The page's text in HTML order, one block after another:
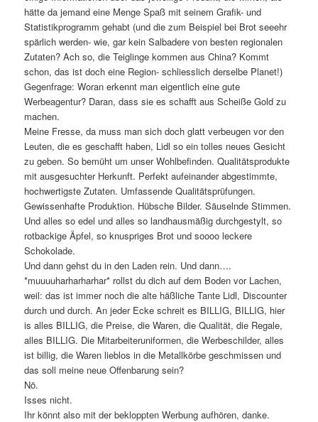
hätte da jemand eine Menge Spaß mit seinem Grafik- und
Statistikprogramm gehabt (und die zum Beispiel bei Brot seeehr
spärlich werden- wie, gar kein Salbadere von besten regionalen
Zutaten? Ach so, die Teiglinge kommen aus China? Kommt
schon, das ist doch eine Region- schliesslich derselbe Planet!)
Gegenfrage: Woran erkennt man eigentlich eine gute
Werbeagentur? Daran, dass sie es schafft aus Scheiße Gold zu
machen.
Meine Fresse, da muss man sich doch glatt verbeugen vor den
Leuten, die es geschafft haben, Lidl so ein tolles neues Gesicht
zu geben. So bemüht um unser Wohlbefinden. Qualitätsprodukte
mit ausgesuchter Herkunft. Perfekt aufeinander abgestimmte,
hochwertigste Zutaten. Umfassende Qualitätsprüfungen.
Gewissenhafte Produktion. Hübsche Bilder. Säuselnde Stimmen.
Und alles so edel und alles so landhausmäßig durchgestylt, so
rotbackige Äpfel, so knuspriges Brot und soooo leckere
Schokolade.
Und dann gehst du in den Laden rein. Und dann….
*muuuuharharharhar* rollst du dich auf dem Boden vor Lachen,
weil: das ist immer noch die alte häßliche Tante Lidl, Discounter
durch und durch. An jeder Ecke schreit es BILLIG, BILLIG, hier
is alles BILLIG, die Preise, die Waren, die Qualität, die Regale,
alles BILLIG. Die Mitarbeiteruniformen, die Werbeschilder, alles
ist billig, die Waren lieblos in die Metallkörbe geschmissen und
das soll meine neue Offenbarung sein?
Nö.
Isses nicht.
Ihr könnt also mit der bekloppten Werbung aufhören, danke.